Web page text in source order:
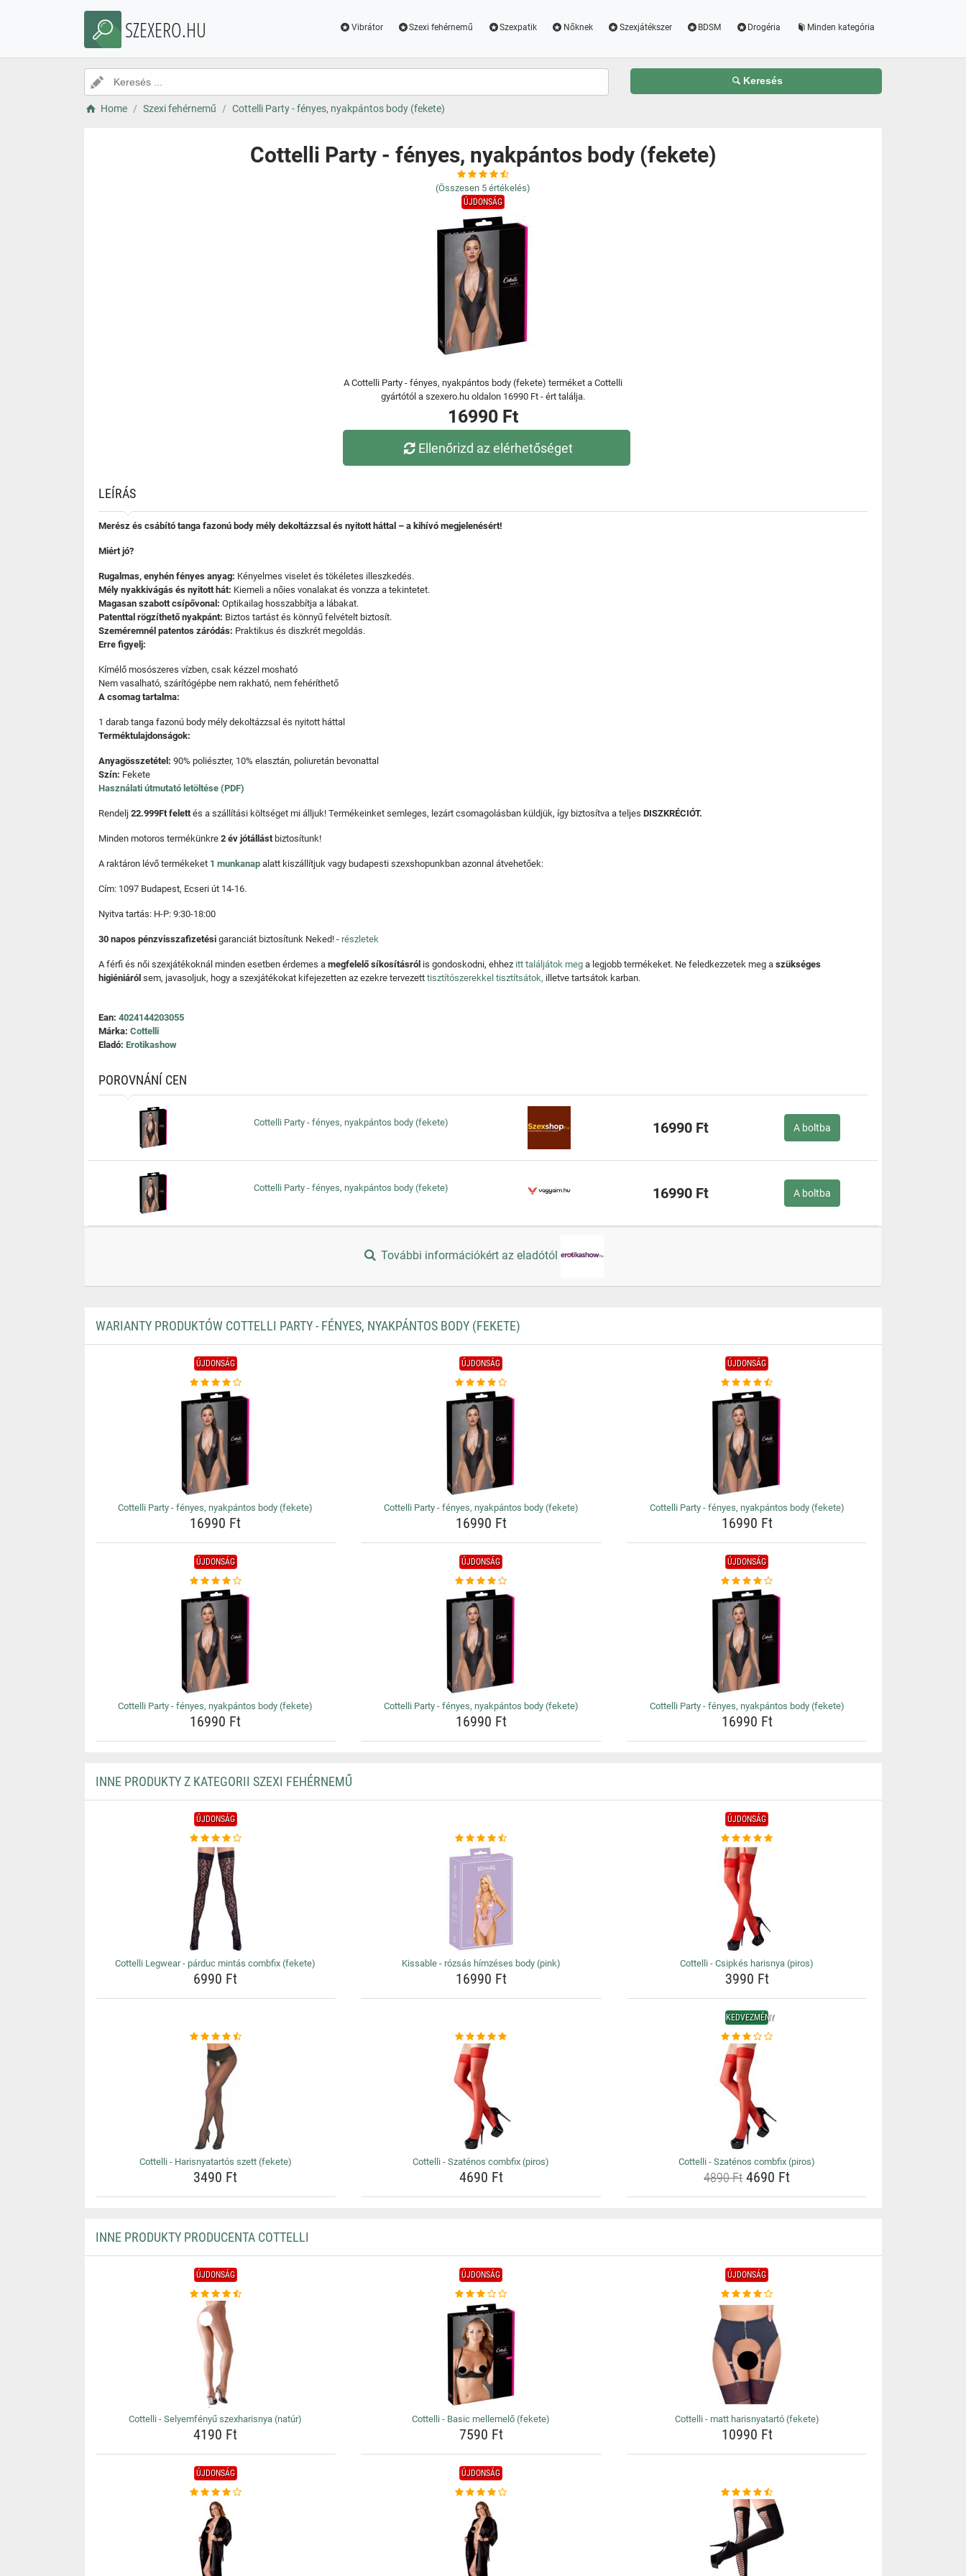
SZEXERO.HU Vibrátor Szexi fehérnemű Szexpatik Nőknek Szexjátékszer BDSM Drogéria Minden kategória
Keresés
Home Szexi fehérnemű Cottelli Party - fényes, nyakpántos body (fekete)
Cottelli Party - fényes, nyakpántos body (fekete)
(Összesen 5 értékelés)
ÚJDONSÁG
A Cottelli Party - fényes, nyakpántos body (fekete) terméket a Cottelli
gyártótól a szexero.hu oldalon 16990 Ft - ért találja.
16990 Ft
Ellenőrizd az elérhetőséget
LEÍRÁS
Merész és csábító tanga fazonú body mély dekoltázzsal és nyitott háttal – a kihívó megjelenésért!
Miért jó?
Rugalmas, enyhén fényes anyag: Kényelmes viselet és tökéletes illeszkedés.
Mély nyakkivágás és nyitott hát: Kiemeli a nőies vonalakat és vonzza a tekintetet.
Magasan szabott csípővonal: Optikailag hosszabbítja a lábakat.
Patenttal rögzíthető nyakpánt: Biztos tartást és könnyű felvételt biztosít.
Szeméremnél patentos záródás: Praktikus és diszkrét megoldás.
Erre figyelj:
Kímélő mosószeres vízben, csak kézzel mosható
Nem vasalható, szárítógépbe nem rakható, nem fehéríthető
A csomag tartalma:
1 darab tanga fazonú body mély dekoltázzsal és nyitott háttal
Terméktulajdonságok:
Anyagösszetétel: 90% poliészter, 10% elasztán, poliuretán bevonattal
Szín: Fekete
Használati útmutató letöltése (PDF)
Rendelj 22.999Ft felettés a szállítási költséget mi álljuk! Termékeinket semleges, lezárt csomagolásban küldjük, így biztosítva a teljes DISZKRÉCIÓT.
Minden motoros termékünkre 2 év jótállást biztosítunk!
A raktáron lévő termékeket 1 munkanap alatt kiszállítjuk vagy budapesti szexshopunkban azonnal átvehetőek:
Cím: 1097 Budapest, Ecseri út 14-16.
Nyitva tartás: H-P: 9:30-18:00
30 napos pénzvisszafizetési garanciát biztosítunk Neked! - részletek
A férfi és női szexjátékoknál minden esetben érdemes a megfelelő síkosításról is gondoskodni, ehhez itt találjátok meg a legjobb termékeket. Ne feledkezzetek meg a szükséges
higiéniáról sem, javasoljuk, hogy a szexjátékokat kifejezetten az ezekre tervezett tisztítószerekkel tisztítsátok, illetve tartsátok karban.
Ean: 4024144203055
Márka: Cottelli
Eladó: Erotikashow
POROVNÁNÍ CEN
Cottelli Party - fényes, nyakpántos body (fekete) 16990 Ft A boltba
Cottelli Party - fényes, nyakpántos body (fekete) 16990 Ft A boltba
További információkért az eladótól
WARIANTY PRODUKTÓW COTTELLI PARTY - FÉNYES, NYAKPÁNTOS BODY (FEKETE)
ÚJDONSÁG
Cottelli Party - fényes, nyakpántos body (fekete)
16990 Ft
ÚJDONSÁG
Cottelli Party - fényes, nyakpántos body (fekete)
16990 Ft
ÚJDONSÁG
Cottelli Party - fényes, nyakpántos body (fekete)
16990 Ft
ÚJDONSÁG
Cottelli Party - fényes, nyakpántos body (fekete)
16990 Ft
ÚJDONSÁG
Cottelli Party - fényes, nyakpántos body (fekete)
16990 Ft
ÚJDONSÁG
Cottelli Party - fényes, nyakpántos body (fekete)
16990 Ft
INNE PRODUKTY Z KATEGORII SZEXI FEHÉRNEMŰ
ÚJDONSÁG
Cottelli Legwear - párduc mintás combfix (fekete)
6990 Ft
Kissable - rózsás hímzéses body (pink)
16990 Ft
ÚJDONSÁG
Cottelli - Csipkés harisnya (piros)
3990 Ft
Cottelli - Harisnyatartós szett (fekete)
3490 Ft
Cottelli - Szaténos combfix (piros)
4690 Ft
KEDVEZMÉNY
Cottelli - Szaténos combfix (piros)
4890 Ft 4690 Ft
INNE PRODUKTY PRODUCENTA COTTELLI
ÚJDONSÁG
Cottelli - Selyemfényű szexharisnya (natúr)
4190 Ft
ÚJDONSÁG
Cottelli - Basic mellemelő (fekete)
7590 Ft
ÚJDONSÁG
Cottelli - matt harisnyatartó (fekete)
10990 Ft
ÚJDONSÁG ÚJDONSÁG